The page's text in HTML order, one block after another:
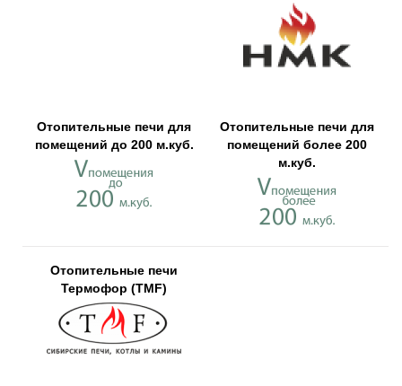
Отопительные печи для
помещений до 200 м.куб.
Отопительные печи для
помещений более 200
м.куб.
Отопительные печи
Термофор (TMF)